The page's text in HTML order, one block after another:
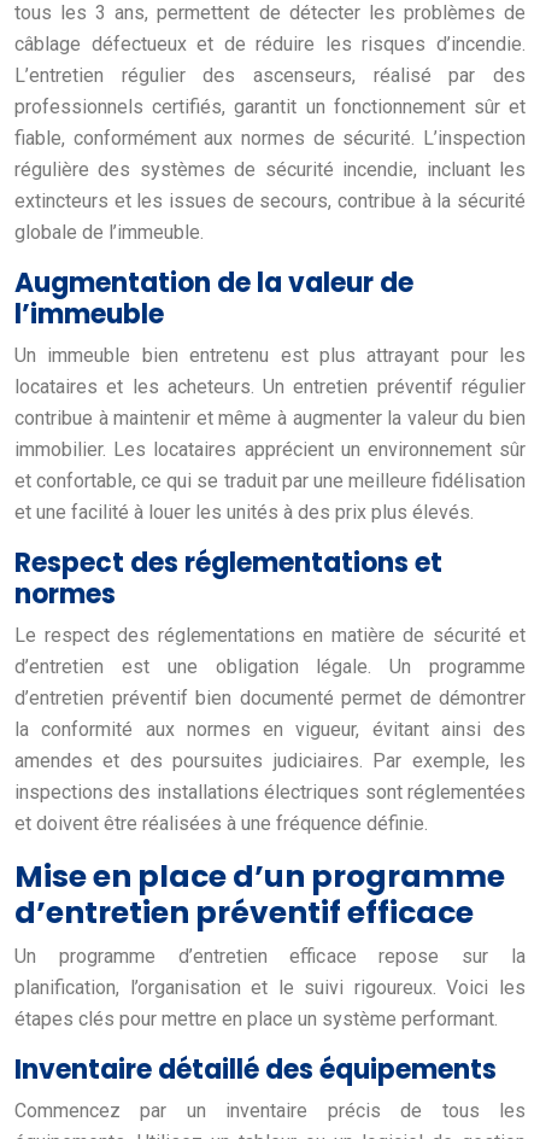
tous les 3 ans, permettent de détecter les problèmes de
câblage défectueux et de réduire les risques d’incendie.
L’entretien régulier des ascenseurs, réalisé par des
professionnels certifiés, garantit un fonctionnement sûr et
fiable, conformément aux normes de sécurité. L’inspection
régulière des systèmes de sécurité incendie, incluant les
extincteurs et les issues de secours, contribue à la sécurité
globale de l’immeuble.
Augmentation de la valeur de
l’immeuble
Un immeuble bien entretenu est plus attrayant pour les
locataires et les acheteurs. Un entretien préventif régulier
contribue à maintenir et même à augmenter la valeur du bien
immobilier. Les locataires apprécient un environnement sûr
et confortable, ce qui se traduit par une meilleure fidélisation
et une facilité à louer les unités à des prix plus élevés.
Respect des réglementations et
normes
Le respect des réglementations en matière de sécurité et
d’entretien est une obligation légale. Un programme
d’entretien préventif bien documenté permet de démontrer
la conformité aux normes en vigueur, évitant ainsi des
amendes et des poursuites judiciaires. Par exemple, les
inspections des installations électriques sont réglementées
et doivent être réalisées à une fréquence définie.
Mise en place d’un programme
d’entretien préventif efficace
Un programme d’entretien efficace repose sur la
planification, l’organisation et le suivi rigoureux. Voici les
étapes clés pour mettre en place un système performant.
Inventaire détaillé des équipements
Commencez par un inventaire précis de tous les